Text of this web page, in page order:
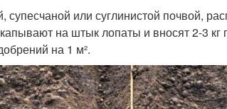
или суглинистой почвой,
на штык лопаты и вносят 2-3 кг
на 1 м².